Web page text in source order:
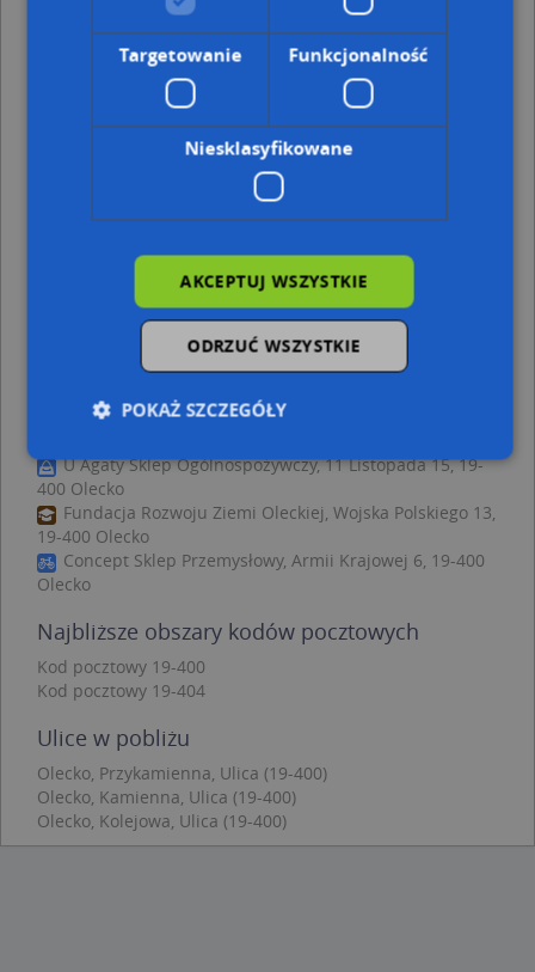
Trafostacja, Tartaczna 1, 19-400 Olecko
Trafostacja, Aleja Zwycięstwa*655 6, 19-400 Olecko
Adresy w pobliżu
Olecko, Kolejowa 29, Ulica (19-400) (→ 31 m)
Olecko, Kolejowa 30, Ulica (19-400)
Olecko, Kolejowa 31, Ulica (19-400)
Olecko, Kamienna 1a, Ulica (19-400) (→ 44 m)
Olecko, Przykamienna 6, Ulica (19-400) (→ 50 m)
Olecko, Przykamienna 2, Ulica (19-400) (→ 50 m)
Olecko, Tunelowa 3, Ulica (19-400) (→ 79 m)
Olecko, Tunelowa 9, Ulica (19-400)
Powiat Olecki - inne punkty w pobliżu
U Agaty Sklep Ogólnospożywczy, 11 Listopada 15, 19-
400 Olecko
Fundacja Rozwoju Ziemi Oleckiej, Wojska Polskiego 13,
19-400 Olecko
Concept Sklep Przemysłowy, Armii Krajowej 6, 19-400
Olecko
Najbliższe obszary kodów pocztowych
Kod pocztowy 19-400
Kod pocztowy 19-404
Ulice w pobliżu
Olecko, Przykamienna, Ulica (19-400)
Olecko, Kamienna, Ulica (19-400)
Olecko, Kolejowa, Ulica (19-400)
Targetowanie Funkcjonalność
Niesklasyfikowane
AKCEPTUJ WSZYSTKIE
ODRZUĆ WSZYSTKIE
POKAŻ SZCZEGÓŁY
Niezbędne Wydajność
Targetowanie
Funkcjonalność
jak logowanie użytkownika i zarządzanie kontem.
Bez niezbędnych plików cookie nie można
prawidłowo korzystać ze strony internetowej.
APPSESSID
CookieScriptConsent
CookieScript
.targeo.pl